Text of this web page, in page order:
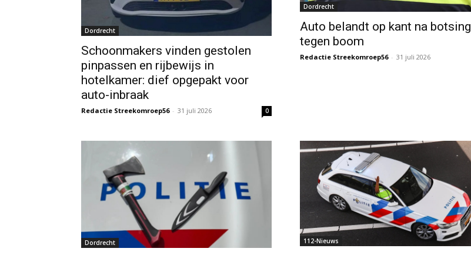
Dordrecht
Schoonmakers vinden gestolen
pinpassen en rijbewijs in
hotelkamer: dief opgepakt voor
auto-inbraak
Redactie Streekomroep56 - 31 juli 2026 0
Dordrecht
Auto belandt op kant na botsing
tegen boom
Redactie Streekomroep56 - 31 juli 2026
Dordrecht 112-Nieuws